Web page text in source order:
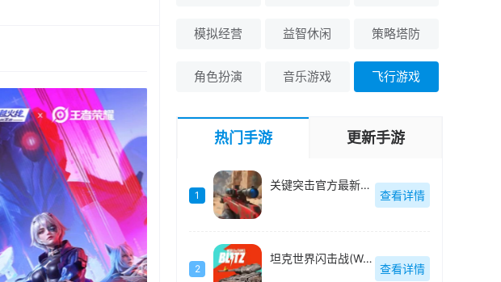
模拟经营 益智休闲 策略塔防
角色扮演 音乐游戏 飞行游戏
热门手游 更新手游
1
关键突击官方最新版-v1.0.0
查看详情
2
坦克世界闪击战(WoT Blitz)国际服重置版-11.9.1.313
查看详情